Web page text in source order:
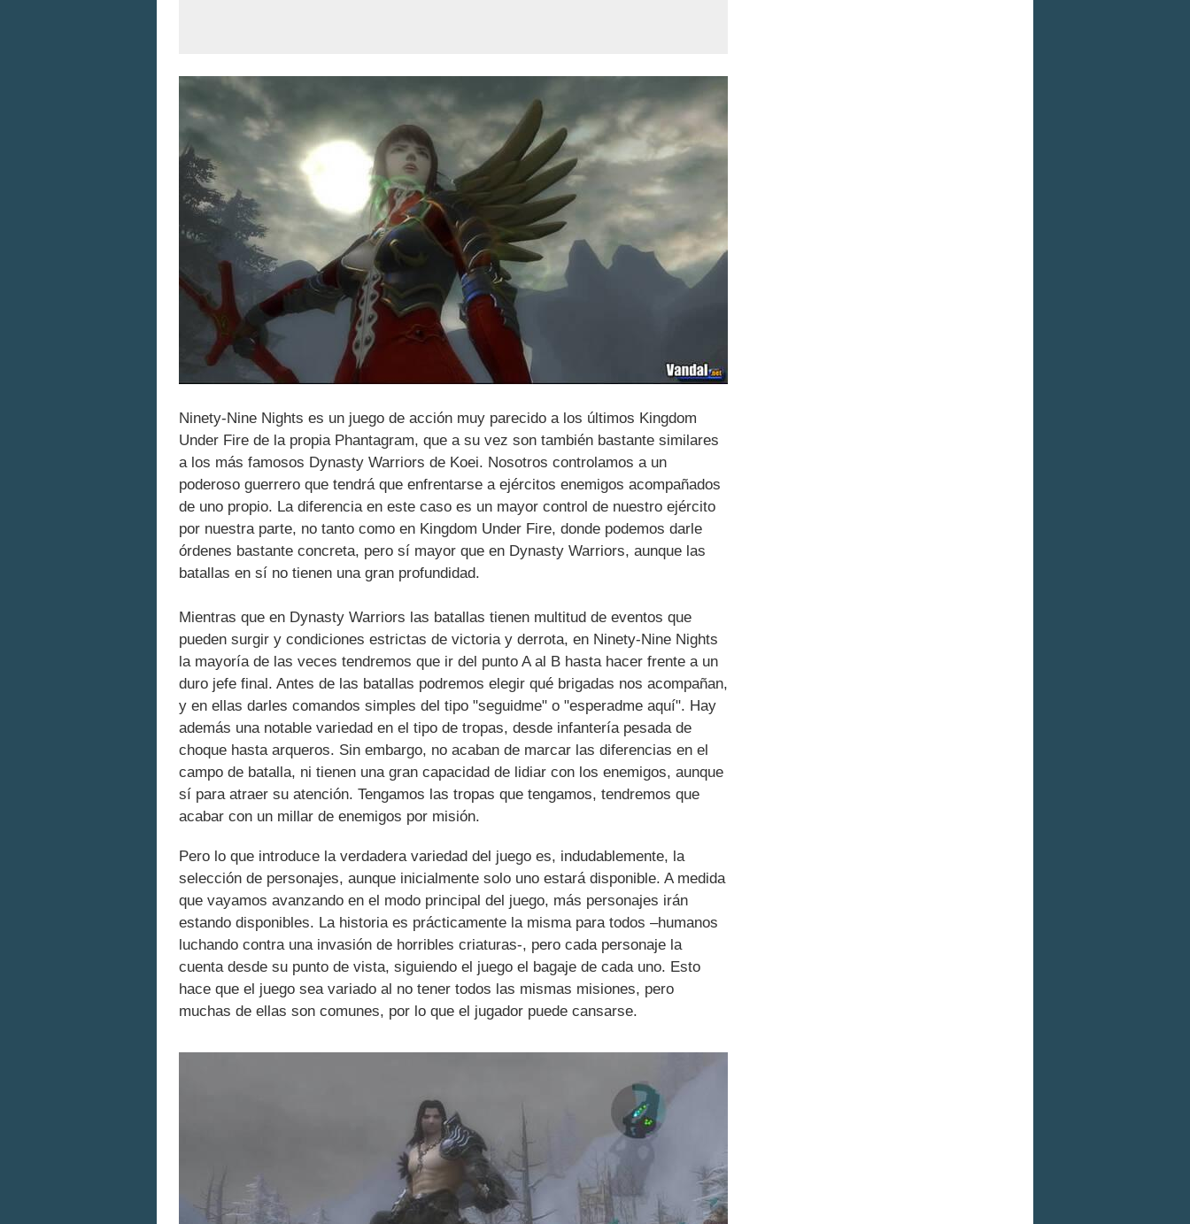
Ninety-Nine Nights es un juego de acción muy parecido a los últimos Kingdom
Under Fire de la propia Phantagram, que a su vez son también bastante similares
a los más famosos Dynasty Warriors de Koei. Nosotros controlamos a un
poderoso guerrero que tendrá que enfrentarse a ejércitos enemigos acompañados
de uno propio. La diferencia en este caso es un mayor control de nuestro ejército
por nuestra parte, no tanto como en Kingdom Under Fire, donde podemos darle
órdenes bastante concreta, pero sí mayor que en Dynasty Warriors, aunque las
batallas en sí no tienen una gran profundidad.
Mientras que en Dynasty Warriors las batallas tienen multitud de eventos que
pueden surgir y condiciones estrictas de victoria y derrota, en Ninety-Nine Nights
la mayoría de las veces tendremos que ir del punto A al B hasta hacer frente a un
duro jefe final. Antes de las batallas podremos elegir qué brigadas nos acompañan,
y en ellas darles comandos simples del tipo "seguidme" o "esperadme aquí". Hay
además una notable variedad en el tipo de tropas, desde infantería pesada de
choque hasta arqueros. Sin embargo, no acaban de marcar las diferencias en el
campo de batalla, ni tienen una gran capacidad de lidiar con los enemigos, aunque
sí para atraer su atención. Tengamos las tropas que tengamos, tendremos que
acabar con un millar de enemigos por misión.
Pero lo que introduce la verdadera variedad del juego es, indudablemente, la
selección de personajes, aunque inicialmente solo uno estará disponible. A medida
que vayamos avanzando en el modo principal del juego, más personajes irán
estando disponibles. La historia es prácticamente la misma para todos –humanos
luchando contra una invasión de horribles criaturas-, pero cada personaje la
cuenta desde su punto de vista, siguiendo el juego el bagaje de cada uno. Esto
hace que el juego sea variado al no tener todos las mismas misiones, pero
muchas de ellas son comunes, por lo que el jugador puede cansarse.